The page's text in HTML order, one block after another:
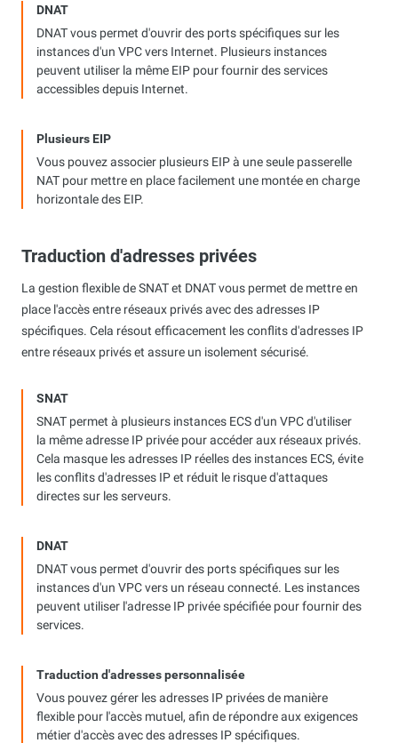
DNAT
DNAT vous permet d'ouvrir des ports spécifiques sur les
instances d'un VPC vers Internet. Plusieurs instances
peuvent utiliser la même EIP pour fournir des services
accessibles depuis Internet.
Plusieurs EIP
Vous pouvez associer plusieurs EIP à une seule passerelle
NAT pour mettre en place facilement une montée en charge
horizontale des EIP.
Traduction d'adresses privées
La gestion flexible de SNAT et DNAT vous permet de mettre en
place l'accès entre réseaux privés avec des adresses IP
spécifiques. Cela résout efficacement les conflits d'adresses IP
entre réseaux privés et assure un isolement sécurisé.
SNAT
SNAT permet à plusieurs instances ECS d'un VPC d'utiliser
la même adresse IP privée pour accéder aux réseaux privés.
Cela masque les adresses IP réelles des instances ECS, évite
les conflits d'adresses IP et réduit le risque d'attaques
directes sur les serveurs.
DNAT
DNAT vous permet d'ouvrir des ports spécifiques sur les
instances d'un VPC vers un réseau connecté. Les instances
peuvent utiliser l'adresse IP privée spécifiée pour fournir des
services.
Traduction d'adresses personnalisée
Vous pouvez gérer les adresses IP privées de manière
flexible pour l'accès mutuel, afin de répondre aux exigences
métier d'accès avec des adresses IP spécifiques.